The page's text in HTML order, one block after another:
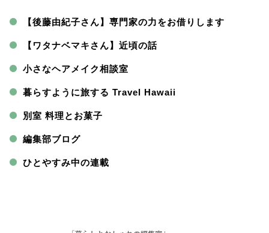
【後藤由紀子さん】専門家の力をお借りします
【ワタナベマキさん】近頃の話
小さなヘアメイク相談室
暮らすように旅する Travel Hawaii
別室 料理とお菓子
編集部ブログ
ひとやすみ中の連載